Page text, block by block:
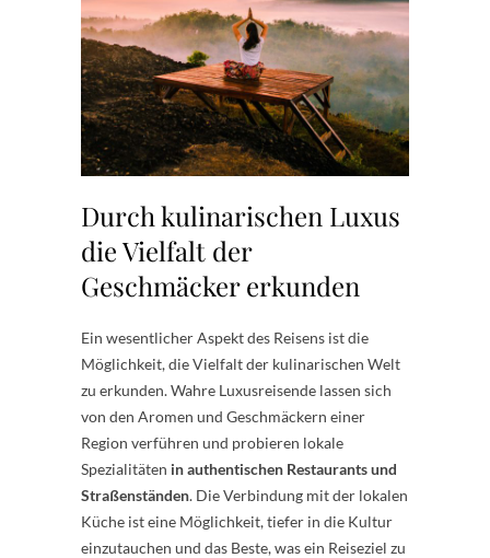
Durch kulinarischen Luxus
die Vielfalt der
Geschmäcker erkunden
Ein wesentlicher Aspekt des Reisens ist die
Möglichkeit, die Vielfalt der kulinarischen Welt
zu erkunden. Wahre Luxusreisende lassen sich
von den Aromen und Geschmäckern einer
Region verführen und probieren lokale
Spezialitäten in authentischen Restaurants und
Straßenständen. Die Verbindung mit der lokalen
Küche ist eine Möglichkeit, tiefer in die Kultur
einzutauchen und das Beste, was ein Reiseziel zu